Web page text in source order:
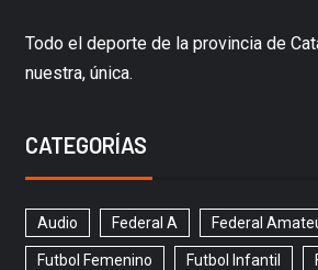
Todo el deporte de la provincia de
nuestra, única.
CATEGORÍAS
Audio Federal A Federal
Futbol Femenino Futbol Infantil